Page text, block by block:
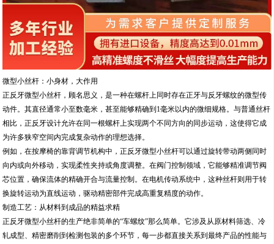
微型小丝杆：小身材，大作用
正反牙微型小丝杆，顾名思义，是一种在螺杆上同时存在正牙与反牙螺纹的微型传
动件。其直径通常小至数毫米，甚至能够精确到1毫米以内的微细规格。与普通丝杆
相比，正反牙设计允许在同一根螺杆上实现两个不同方向的同步运动，这使得它成
为许多狭窄空间内完成复杂动作的理想选择。
例如，在按摩椅的靠背调节机构中，正反牙微型小丝杆可以通过旋转带动两侧同时
向内或向外移动，实现柔性夹持或角度调整。在阀门控制领域，它能够精准调节阀
芯位置，确保流体的精确开合与流量控制。在电机传动系统中，这种丝杆则用于转
换旋转运动为直线运动，驱动精密部件完成高重复精度的动作。
制造工艺：从材料到成品的精益求精
正反牙微型小丝杆的生产绝非简单的“车螺纹”那么简单。它涉及从原材料筛选、冷
轧成型、精密磨削到检测包装的多个环节，每一步都直接关系到最终产品的性能与